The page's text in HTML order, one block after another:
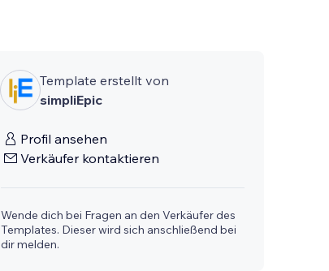
Template erstellt von
simpliEpic
Profil ansehen
Verkäufer kontaktieren
Wende dich bei Fragen an den Verkäufer des
Templates. Dieser wird sich anschließend bei
dir melden.